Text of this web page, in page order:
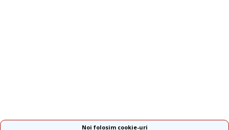
Noi folosim cookie-uri